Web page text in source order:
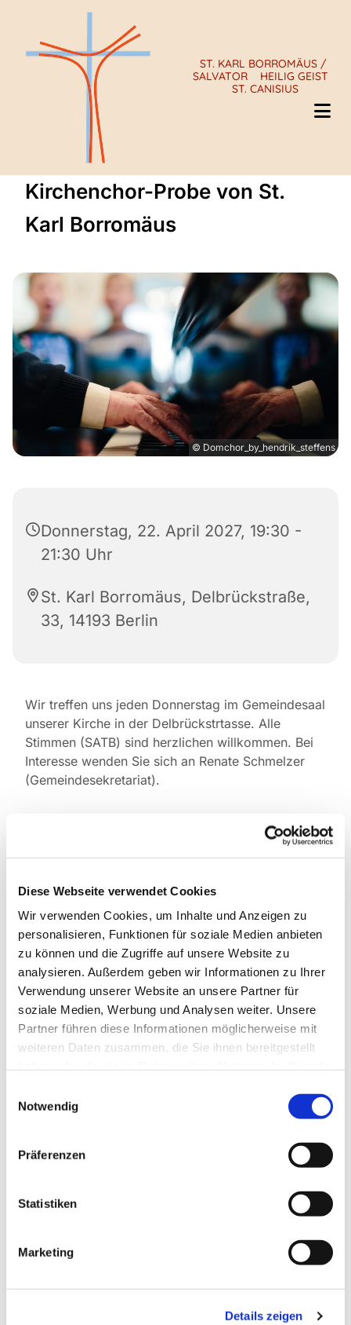
Diese Webseite verwendet Cookies
Wir verwenden Cookies, um Inhalte und Anzeigen zu
personalisieren, Funktionen für soziale Medien anbieten
zu können und die Zugriffe auf unsere Website zu
analysieren. Außerdem geben wir Informationen zu Ihrer
Verwendung unserer Website an unsere Partner für
soziale Medien, Werbung und Analysen weiter. Unsere
Partner führen diese Informationen möglicherweise mit
weiteren Daten zusammen, die Sie ihnen bereitgestellt
Notwendig
Präferenzen
Statistiken
Marketing
Details zeigen
ST. KARL BORROMÄUS /
SALVATOR
HEILIG GEIST
ST. CANISIUS
Kirchenchor-Probe von St.
Karl Borromäus
© Domchor_by_hendrik_steffens
Donnerstag, 22. April 2027, 19:30 -
21:30 Uhr
St. Karl Borromäus, Delbrückstraße,
33, 14193 Berlin
Wir treffen uns jeden Donnerstag im Gemeindesaal
unserer Kirche in der Delbrückstrtasse. Alle
Stimmen (SATB) sind herzlichen willkommen. Bei
Interesse wenden Sie sich an Renate Schmelzer
(Gemeindesekretariat).
Dies könnte Sie auch